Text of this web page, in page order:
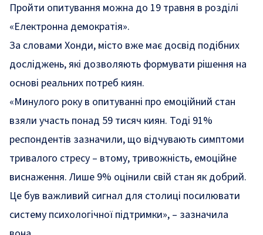
Пройти опитування можна до 19 травня в розділі
«Електронна демократія».
За словами Хонди, місто вже має досвід подібних
досліджень, які дозволяють формувати рішення на
основі реальних потреб киян.
«Минулого року в опитуванні про емоційний стан
взяли участь понад 59 тисяч киян. Тоді 91%
респондентів зазначили, що відчувають симптоми
тривалого стресу – втому, тривожність, емоційне
виснаження. Лише 9% оцінили свій стан як добрий.
Це був важливий сигнал для столиці посилювати
систему психологічної підтримки», – зазначила